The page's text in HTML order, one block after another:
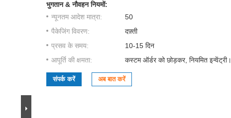
भुगतान & नौवहन नियमों:
न्यूनतम आदेश मात्रा:
50
पैकेजिंग विवरण:
दफ़्ती
प्रसव के समय:
10-15 दिन
आपूर्ति की क्षमता:
कस्टम ऑर्डर को छोड़कर, नियमित इन्वेंट्री।
संपर्क करें अब बात करें